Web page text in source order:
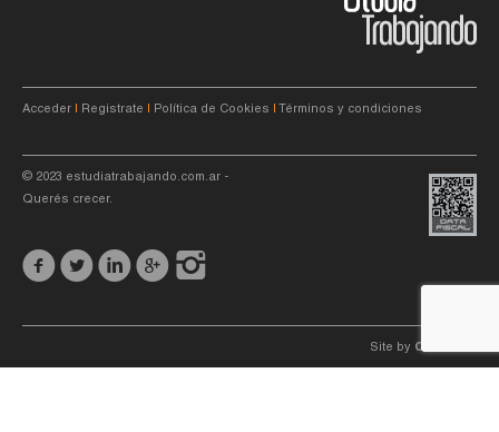
Acceder Registrate Política de Cookies Términos y condiciones
© 2023 estudiatrabajando.com.ar -
Querés crecer.
Site by C4f.